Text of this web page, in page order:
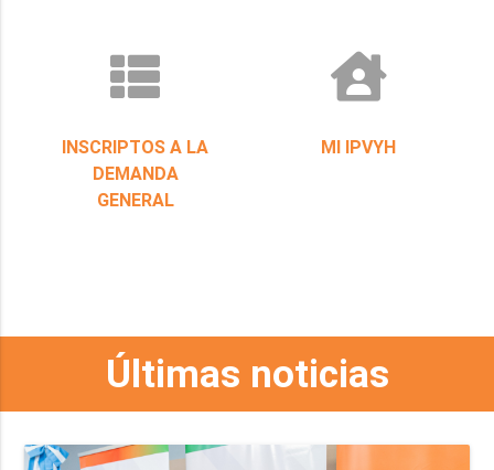
INSCRIPTOS A LA
DEMANDA
GENERAL
MI IPVYH
Últimas noticias